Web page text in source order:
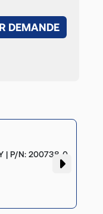
DEMANDE
| P/N: 200738-0